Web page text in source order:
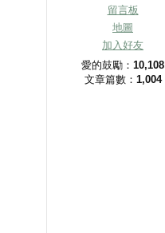
留言板
地圖
加入好友
愛的鼓勵： 10,108
文章篇數： 1,004